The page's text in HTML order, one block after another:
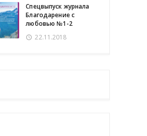
Спецвыпуск журнала
Благодарение с
любовью №1-2
22.11.2018